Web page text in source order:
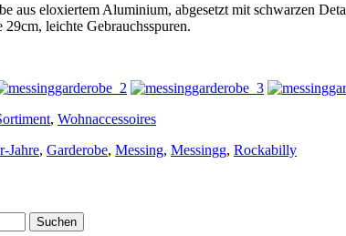
aus eloxiertem Aluminium, abgesetzt mit schwarzen
leichte Gebrauchsspuren.
, Wohnaccessoires
Jahre, Garderobe, Messing, Messingg, Rockabilly